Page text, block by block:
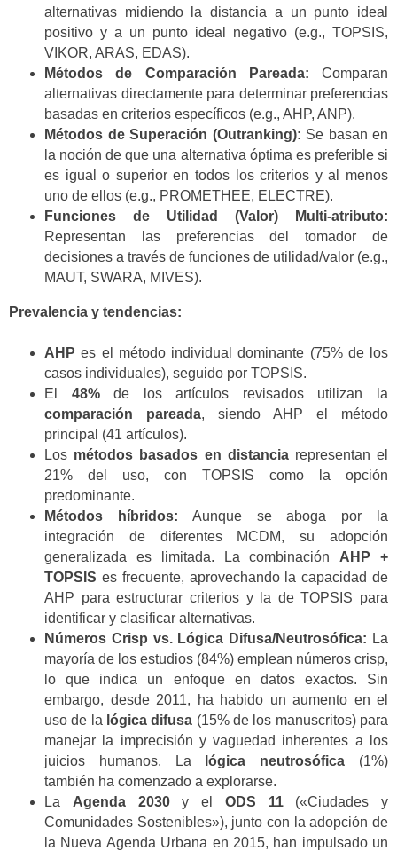
alternativas midiendo la distancia a un punto ideal
positivo y a un punto ideal negativo (e.g., TOPSIS,
VIKOR, ARAS, EDAS).
Métodos de Comparación Pareada: Comparan
alternativas directamente para determinar preferencias
basadas en criterios específicos (e.g., AHP, ANP).
Métodos de Superación (Outranking): Se basan en
la noción de que una alternativa óptima es preferible si
es igual o superior en todos los criterios y al menos
uno de ellos (e.g., PROMETHEE, ELECTRE).
Funciones de Utilidad (Valor) Multi-atributo:
Representan las preferencias del tomador de
decisiones a través de funciones de utilidad/valor (e.g.,
MAUT, SWARA, MIVES).
Prevalencia y tendencias:
AHP es el método individual dominante (75% de los
casos individuales), seguido por TOPSIS.
El 48%de los artículos revisados utilizan la
comparación pareada, siendo AHP el método
principal (41 artículos).
Los métodos basados en distanciarepresentan el
21% del uso, con TOPSIS como la opción
predominante.
Métodos híbridos: Aunque se aboga por la
integración de diferentes MCDM, su adopción
generalizada es limitada. La combinación AHP +
TOPSIS es frecuente, aprovechando la capacidad de
AHP para estructurar criterios y la de TOPSIS para
identificar y clasificar alternativas.
Números Crisp vs. Lógica Difusa/Neutrosófica: La
mayoría de los estudios (84%) emplean números crisp,
lo que indica un enfoque en datos exactos. Sin
embargo, desde 2011, ha habido un aumento en el
uso de la lógica difusa (15% de los manuscritos) para
manejar la imprecisión y vaguedad inherentes a los
juicios humanos. La
lógica neutrosófica (1%)
también ha comenzado a explorarse.
La Agenda 2030y el ODS 11(«Ciudades y
Comunidades Sostenibles»), junto con la adopción de
la Nueva Agenda Urbana en 2015, han impulsado un